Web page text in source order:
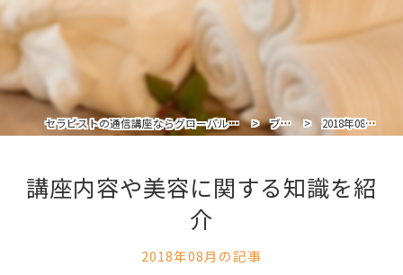
セラピストの通信講座ならグローバルボディケア総合学院 ブログ 2018年08月の記事
講座内容や美容に関する知識を紹
介
2018年08月の記事